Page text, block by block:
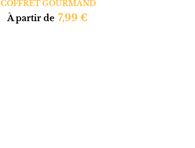
COFFRET GOURMAND
À partir de 7,99€